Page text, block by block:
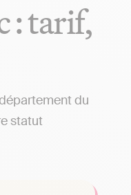
: tarif,
du
statut